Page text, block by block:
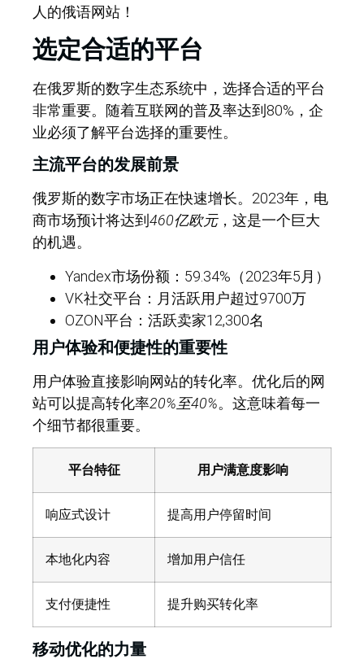
人的俄语网站！
选定合适的平台
在俄罗斯的数字生态系统中，选择合适的平台
非常重要。随着互联网的普及率达到80%，企
业必须了解平台选择的重要性。
主流平台的发展前景
俄罗斯的数字市场正在快速增长。2023年，电
商市场预计将达到 460亿欧元，这是一个巨大
的机遇。
Yandex市场份额：59.34%（2023年5月）
VK社交平台：月活跃用户超过9700万
OZON平台：活跃卖家12,300名
用户体验和便捷性的重要性
用户体验直接影响网站的转化率。优化后的网
站可以提高转化率20%至40%。这意味着每一
个细节都很重要。
平台特征 用户满意度影响
响应式设计 提高用户停留时间
本地化内容 增加用户信任
支付便捷性 提升购买转化率
移动优化的力量